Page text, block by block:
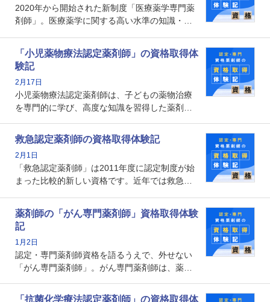
メリットがあるのでしょうか。
2020年から開始された新制度「医療薬学専門薬
剤師」。医療薬学に関する高い水準の知識・技
剤師としての専門性を示す客観的な根拠の一つ
となります。取得要件は多岐に渡り、審査も複
数回ありますが、患者さんに対して一定の能力
の証明になる資格と言えます。
「小児薬物療法認定薬剤師」の資格取得体
験記
2月17日
小児薬物療法認定薬剤師は、子どもの薬物治療
を専門的に学び、高度な知識を習得した薬剤師
や、特有の疾患、心理状況を理解し、専門性を
深めることで、子どもとその保護者に寄り添え
る存在です。今回はそんな小児薬物療法認定薬
剤師の取得体験記をご紹介します。
救急認定薬剤師の資格取得体験記
2月1日
「救急認定薬剤師」は2011年度に認定制度が始
まった比較的新しい資格です。近年では救急病
とから、救急認定薬剤師を目指す病院薬剤師も
増えているのではないでしょうか。今回はそん
な救急認定薬剤師の取得体験記をご紹介しま
す。
薬剤師の「がん専門薬剤師」資格取得体験
記
1月2日
認定・専門薬剤師資格を語るうえで、外せない
「がん専門薬剤師」。がん専門薬剤師は、薬剤
関する資格として、2009年に発足しました。薬
「抗菌化学療法認定薬剤師」の資格取得体